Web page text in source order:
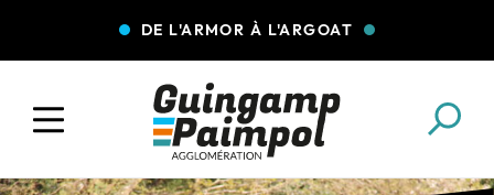
DE L'ARMOR À L'ARGOAT
COLLECTE DES DÉCHETS EAU ET ASSAINISSEMENT